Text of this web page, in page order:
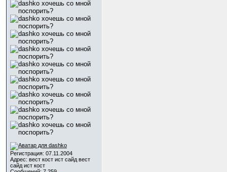
Регистрация: 07.11.2004
Адрес: вест кост ист сайд вест
сайд ист кост